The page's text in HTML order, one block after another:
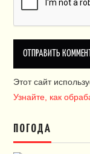
Этот сайт
Узнайте, как
ПОГОДА